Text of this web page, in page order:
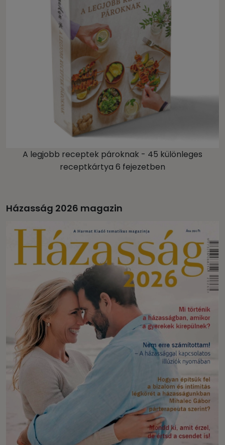
A legjobb receptek pároknak - 45 különleges
receptkártya 6 fejezetben
Házasság 2026 magazin